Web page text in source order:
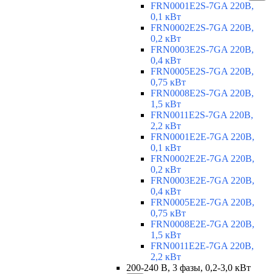
FRN0001E2S-7GA 220В,
0,1 кВт
FRN0002E2S-7GA 220В,
0,2 кВт
FRN0003E2S-7GA 220В,
0,4 кВт
FRN0005E2S-7GA 220В,
0,75 кВт
FRN0008E2S-7GA 220В,
1,5 кВт
FRN0011E2S-7GA 220В,
2,2 кВт
FRN0001E2E-7GA 220В,
0,1 кВт
FRN0002E2E-7GA 220В,
0,2 кВт
FRN0003E2E-7GA 220В,
0,4 кВт
FRN0005E2E-7GA 220В,
0,75 кВт
FRN0008E2E-7GA 220В,
1,5 кВт
FRN0011E2E-7GA 220В,
2,2 кВт
200-240 В, 3 фазы, 0,2-3,0 кВт